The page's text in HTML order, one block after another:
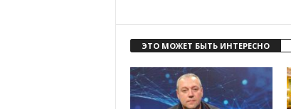
ЭТО МОЖЕТ БЫТЬ ИНТЕРЕСНО